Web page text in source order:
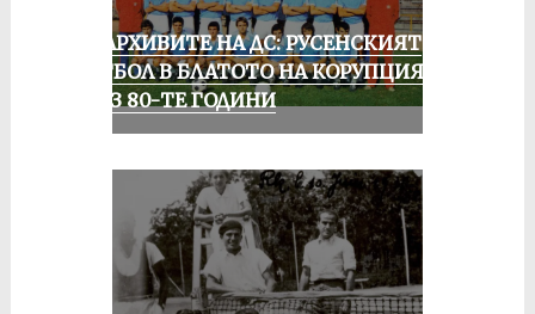
ИЗ АРХИВИТЕ НА ДС: РУСЕНСКИЯТ
ФУТБОЛ В БЛАТОТО НА КОРУПЦИЯТА
ПРЕЗ 80-ТЕ ГОДИНИ